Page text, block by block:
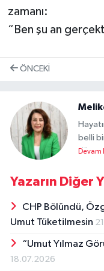
zamanı:
“Ben şu an
ÖNCEKI
belli
düşer:
basit
kadar
Devam
Yazarın Diğer
CHP Bölündü,
Umut Tüketilmesin
“Umut Yılmaz
18.07.2026